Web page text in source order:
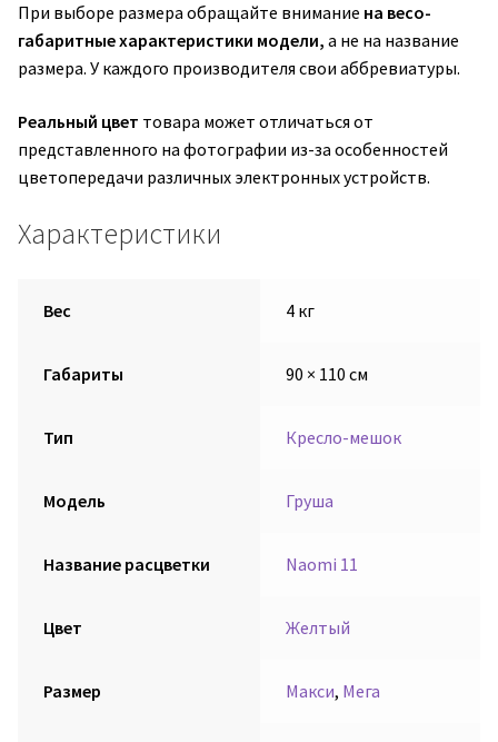
При выборе размера обращайте внимание на весо-
габаритные характеристики модели, а не на название
размера. У каждого производителя свои аббревиатуры.
Реальный цвет товара может отличаться от
представленного на фотографии из-за особенностей
цветопередачи различных электронных устройств.
Характеристики
Вес 4 кг
Габариты 90 × 110 см
Тип Кресло-мешок
Модель Груша
Название расцветки Naomi 11
Цвет Желтый
Размер Макси, Мега